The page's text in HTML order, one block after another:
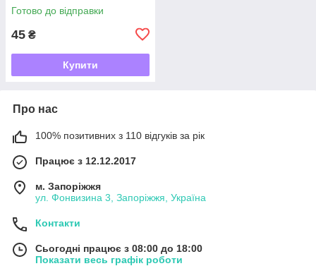
Готово до відправки
45 ₴
Купити
Про нас
100% позитивних з 110 відгуків за рік
Працює з 12.12.2017
м. Запоріжжя
ул. Фонвизина 3, Запоріжжя, Україна
Контакти
Сьогодні працює з 08:00 до 18:00
Показати весь графік роботи